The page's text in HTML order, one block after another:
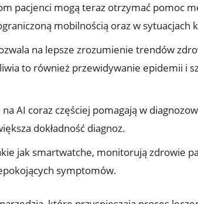
pacjenci mogą teraz otrzymać pomoc
mobilnością oraz w
na lepsze zrozumienie trendów
to również przewidywanie epidemii i
AI coraz częściej pomagają w
dokładność diagnoz.
jak smartwatche, monitorują zdrowie
symptomów.